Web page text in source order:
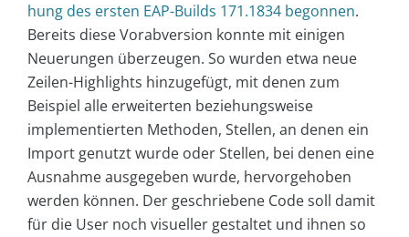
hung des ersten EAP-Builds 171.1834 begonnen.
Bereits diese Vorabversion konnte mit einigen
Neuerungen überzeugen. So wurden etwa neue
Zeilen-Highlights hinzugefügt, mit denen zum
Beispiel alle erweiterten beziehungsweise
implementierten Methoden, Stellen, an denen ein
Import genutzt wurde oder Stellen, bei denen eine
Ausnahme ausgegeben wurde, hervorgehoben
werden können. Der geschriebene Code soll damit
für die User noch visueller gestaltet und ihnen so